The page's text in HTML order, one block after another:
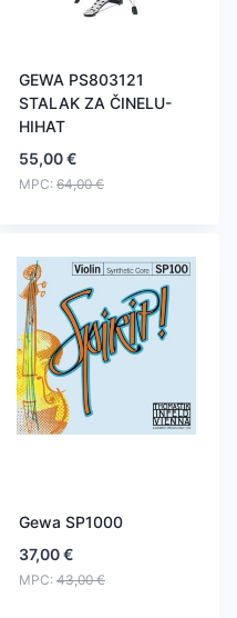
GEWA PS803121
STALAK ZA ČINELU-
HIHAT
55,00€
MPC: 64,00€
Gewa SP1000
37,00€
MPC: 43,00€